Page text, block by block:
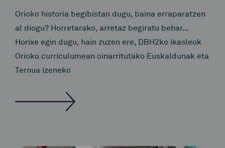
Orioko historia begibistan dugu, baina erraparatzen
al diogu? Horretarako, arretaz begiratu behar…
Horixe egin dugu, hain zuzen ere, DBH2ko ikasleok
Orioko curriculumean oinarritutako Euskaldunak eta
Ternua izeneko